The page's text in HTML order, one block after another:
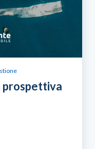
prospettiva